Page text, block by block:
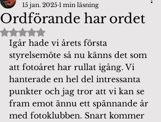
Ordförande har ordet
15 jan. 2025 1 min läsning
Betygsatt till NaN av 5 stjärnor.
Igår hade vi årets första
styrelsemöte så nu känns det som
att fotoåret har rullat igång. Vi
hanterade en hel del intressanta
punkter och jag tror att vi kan se
fram emot ännu ett spännande år
med fotoklubben. Snart kommer